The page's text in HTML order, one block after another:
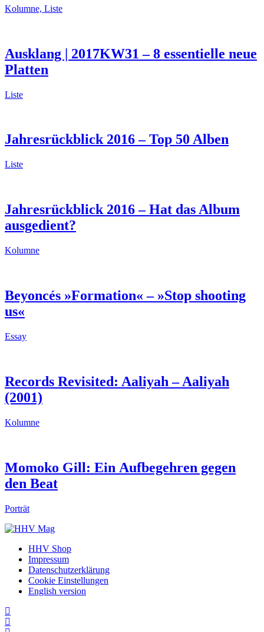
Kolumne, Liste
Ausklang | 2017KW31 – 8 essentielle neue
Platten
Liste
Jahresrückblick 2016 – Top 50 Alben
Liste
Jahresrückblick 2016 – Hat das Album
ausgedient?
Kolumne
Beyoncés »Formation« – »Stop shooting
us«
Essay
Records Revisited: Aaliyah – Aaliyah
(2001)
Kolumne
Momoko Gill: Ein Aufbegehren gegen
den Beat
Porträt
HHV Shop
Impressum
Datenschutzerklärung
Cookie Einstellungen
English version